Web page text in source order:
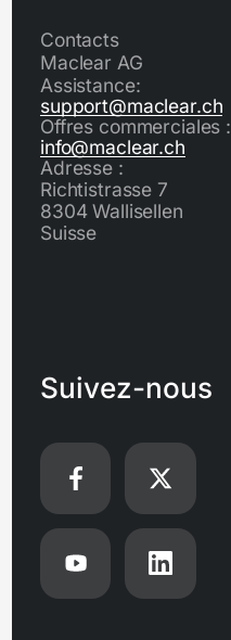
Contacts
Maclear AG
Assistance:
support@maclear.ch
Offres commerciales :
info@maclear.ch
Adresse :
Richtistrasse 7
8304 Wallisellen
Suisse
Suivez-nous